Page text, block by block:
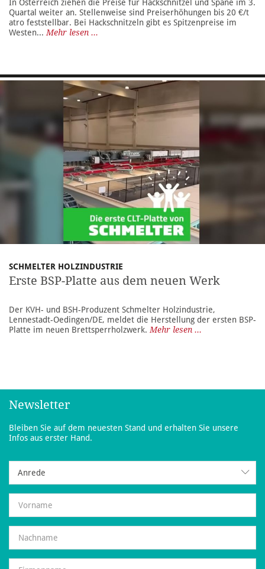
In Österreich ziehen die Preise für Hackschnitzel und Späne im 3.
Quartal weiter an. Stellenweise sind Preiserhöhungen bis 20 €/t
atro feststellbar. Bei Hackschnitzeln gibt es Spitzenpreise im
Westen... Mehr lesen ...
SCHMELTER HOLZINDUSTRIE
Erste BSP-Platte aus dem neuen Werk
Der KVH- und BSH-Produzent Schmelter Holzindustrie,
Lennestadt-Oedingen/DE, meldet die Herstellung der ersten BSP-
Platte im neuen Brettsperrholzwerk. Mehr lesen ...
Newsletter
Bleiben Sie auf dem neuesten Stand und erhalten Sie unsere
Infos aus erster Hand.
Anrede